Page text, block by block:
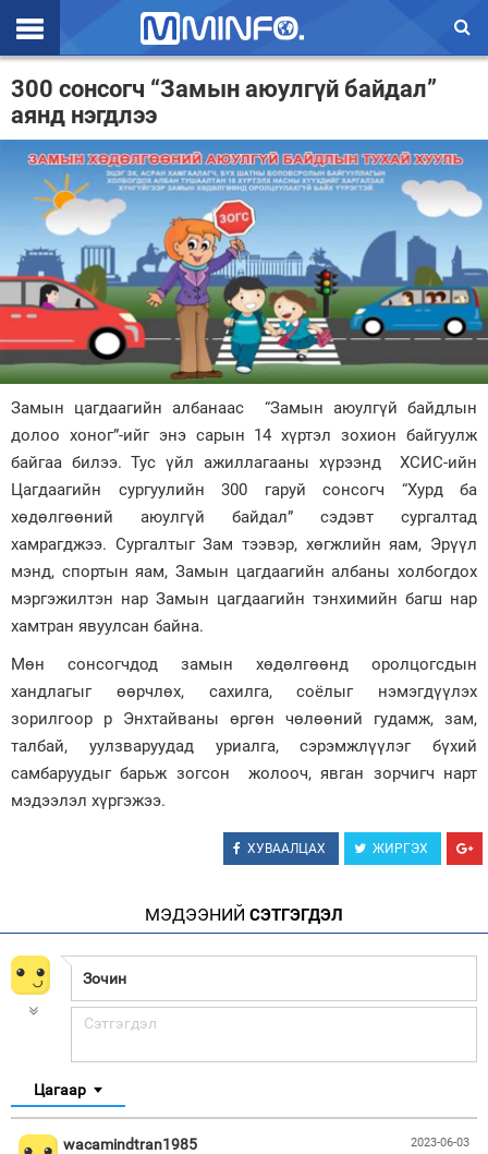
Эхлэл
Цаг агаар
Валют ханш
Улс төр
Эдийн засаг
Үзэл бодол
Спорт
Нийгэм
Дэлхий
Зурхай
300 сонсогч “Замын аюулгүй байдал”
аянд нэгдлээ
Замын цагдаагийн албанаас “Замын аюулгүй байдлын
долоо хоног”-ийг энэ сарын 14 хүртэл зохион байгуулж
байгаа билээ. Тус үйл ажиллагааны хүрээнд ХСИС-ийн
Цагдаагийн сургуулийн 300 гаруй сонсогч “Хурд ба
хөдөлгөөний аюулгүй байдал” сэдэвт сургалтад
хамрагджээ. Сургалтыг Зам тээвэр, хөгжлийн яам, Эрүүл
мэнд, спортын яам, Замын цагдаагийн албаны холбогдох
мэргэжилтэн нар Замын цагдаагийн тэнхимийн багш нар
хамтран явуулсан байна.
Мөн сонсогчдод замын хөдөлгөөнд оролцогсдын
хандлагыг өөрчлөх, сахилга, соёлыг нэмэгдүүлэх
зорилгоор р Энхтайваны өргөн чөлөөний гудамж, зам,
талбай, уулзваруудад уриалга, сэрэмжлүүлэг бүхий
самбаруудыг барьж зогсон жолооч, явган зорчигч нарт
мэдээлэл хүргэжээ.
ХУВААЛЦАХ ЖИРГЭХ
МЭДЭЭНИЙ СЭТГЭГДЭЛ
Цагаар
2023-06-03
wacamindtran1985